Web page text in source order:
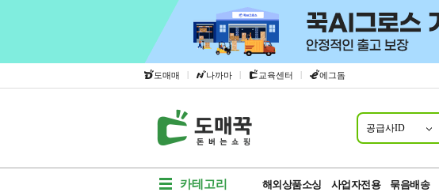
도매매 | 나까마 | 교육센터 | 에그돔
공급사ID
카테고리 해외상품소싱 사업자전용 묶음배송